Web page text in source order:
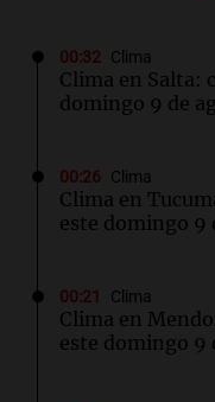
00:32 Clima
Clima en Salta:
domingo 9 de
00:26 Clima
Clima en
este domingo 9
00:21 Clima
Clima en
este domingo 9